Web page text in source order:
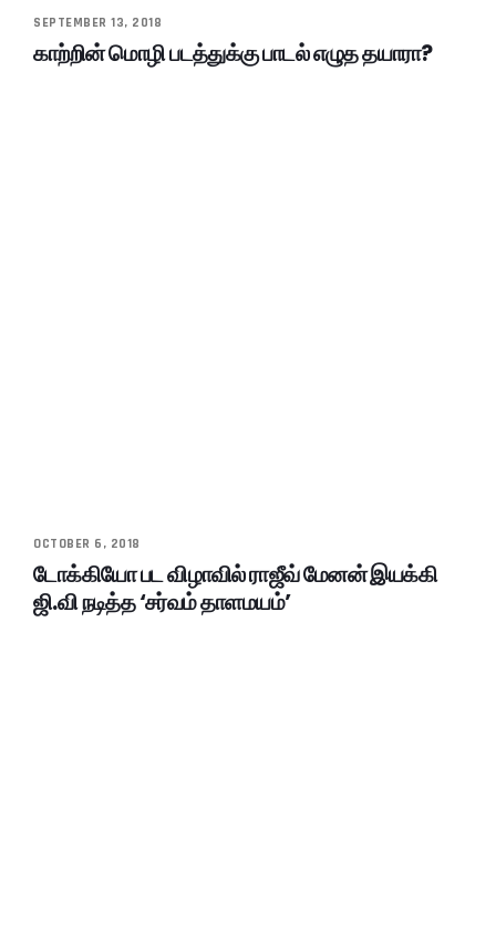
SEPTEMBER 13, 2018
காற்றின் மொழி படத்துக்கு பாடல் எழுத தயாரா?
OCTOBER 6, 2018
டோக்கியோ பட விழாவில் ராஜீவ் மேனன் இயக்கி
ஜி.வி நடித்த ‘சர்வம் தாளமயம்’